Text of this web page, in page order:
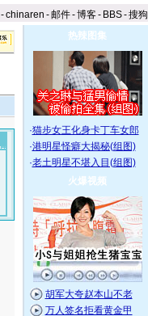
-chinaren -邮件-博客- BBS-搜狗
热辣图集
·猫步女王化身卡丁车女郎
·港明星怪癖大揭秘(组图)
·老土明星不堪入目(组图)
火爆视频
胡军大夸赵本山不老
万人签名拒看黄金甲